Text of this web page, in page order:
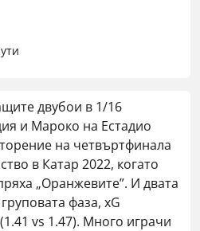
двубои в 1/16
и Мароко на Естадио
на четвъртфинала
в Катар 2022, когато
„Оранжевите”. И двата
фаза, xG
vs 1.47). Много играчи